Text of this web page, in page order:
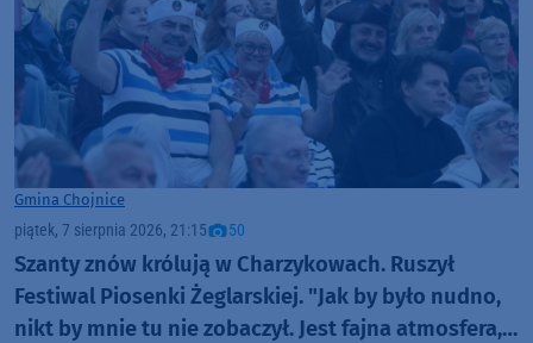
Gmina Chojnice
piątek, 7 sierpnia 2026, 21:15 50
Szanty znów królują w Charzykowach. Ruszył
Festiwal Piosenki Żeglarskiej. "Jak by było nudno,
nikt by mnie tu nie zobaczył. Jest fajna atmosfera,